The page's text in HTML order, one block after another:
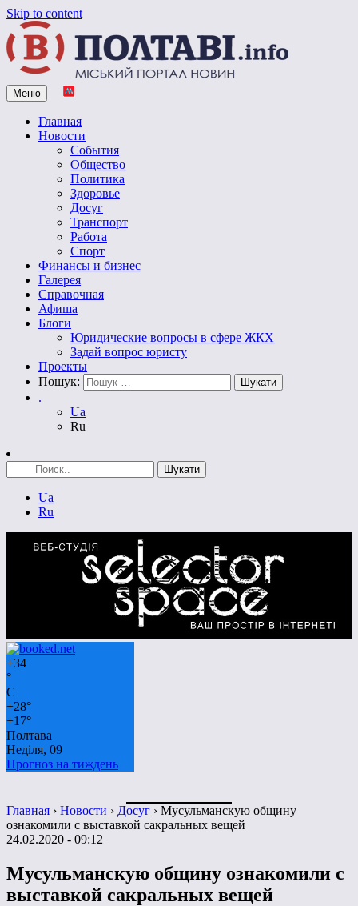
Skip to content
Vpoltave.info
Полтавский портал новостей
Меню
Главная
Новости
События
Общество
Политика
Здоровье
Досуг
Транспорт
Работа
Спорт
Финансы и бизнес
Галерея
Справочная
Афиша
Блоги
Юридические вопросы в сфере ЖКХ
Задай вопрос юристу
Проекты
Пошук:
.
Ua
Ru
Ua
Ru
+34
°
C
+28°
+17°
Полтава
Неділя, 09
Прогноз на тиждень
Главная › Новости › Досуг › Мусульманскую общину
ознакомили с выставкой сакральных вещей
24.02.2020 - 09:12
Мусульманскую общину ознакомили с
выставкой сакральных вещей